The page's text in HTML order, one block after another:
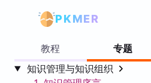
PKMER
教程
专题
知识管理与知识组织